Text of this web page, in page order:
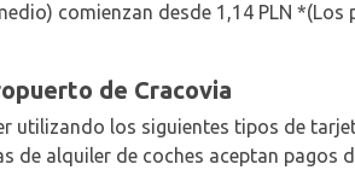
comienzan desde 1,14 PLN
de Cracovia
utilizando los siguientes tipos de
de alquiler de coches aceptan pagos